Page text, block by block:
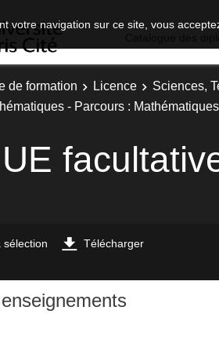
votre navigation sur ce site, vous
de formation Licence Sciences,
- Parcours :
sélection Télécharger